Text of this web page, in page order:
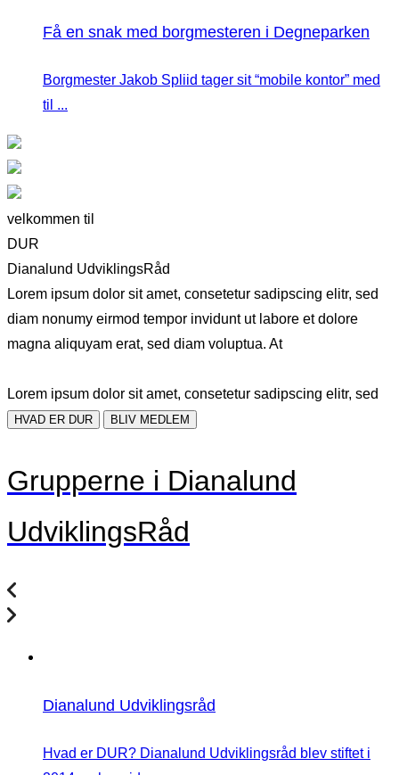
Få en snak med borgmesteren i Degneparken
Borgmester Jakob Spliid tager sit “mobile kontor” med
til ...
velkommen til
DUR
Dianalund UdviklingsRåd
Lorem ipsum dolor sit amet, consetetur sadipscing elitr, sed
diam nonumy eirmod tempor invidunt ut labore et dolore
magna aliquyam erat, sed diam voluptua. At
Lorem ipsum dolor sit amet, consetetur sadipscing elitr, sed
HVAD ER DUR BLIV MEDLEM
Grupperne i Dianalund
UdviklingsRåd
Dianalund Udviklingsråd
Hvad er DUR? Dianalund Udviklingsråd blev stiftet i